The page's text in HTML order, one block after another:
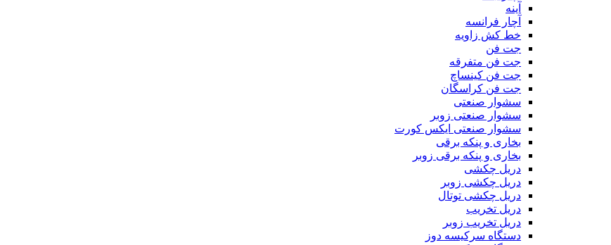
آینه
آچار فرانسه
خط کش زاویه
جت فن
جت فن متفرقه
جت فن کینساچ
جت فن کراسگان
سشوار صنعتی
سشوار صنعتی زوبر
سشوار صنعتی ایکس کورت
بخاری و پنکه برقی
بخاری و پنکه برقی زوبر
دریل چکشی
دریل چکشی زوبر
دریل چکشی توتال
دریل تخریب
دریل تخریب زوبر
دستگاه سرکیسه دوز